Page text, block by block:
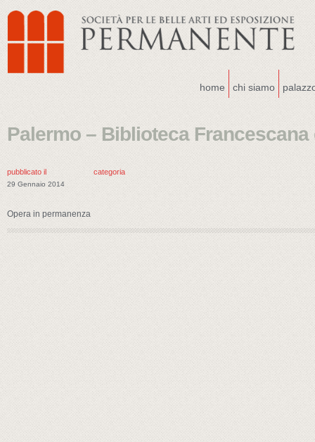
home chi siamo
Palermo – Biblioteca Francescana
pubblicato il
29 Gennaio 2014
categoria
Opera in permanenza